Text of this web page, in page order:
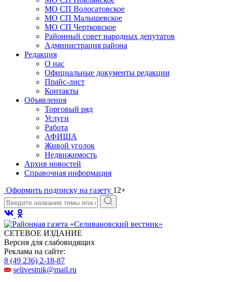
МО СП Волосатовское
МО СП Малышевское
МО СП Чертковское
Районный совет народных депутатов
Администрация района
Редакция
О нас
Официальные документы редакции
Прайс-лист
Контакты
Объявления
Торговый ряд
Услуги
Работа
АФИША
Живой уголок
Недвижимость
Архив новостей
Справочная информация
Оформить подписку на газету 12+
СЕТЕВОЕ ИЗДАНИЕ
Версия для слабовидящих
Реклама на сайте:
8 (49 236) 2-18-87
selivestnik@mail.ru